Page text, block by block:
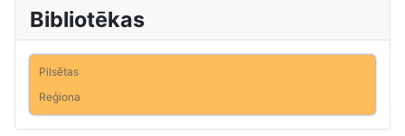
Bibliotēkas
Pilsētas
Reģiona